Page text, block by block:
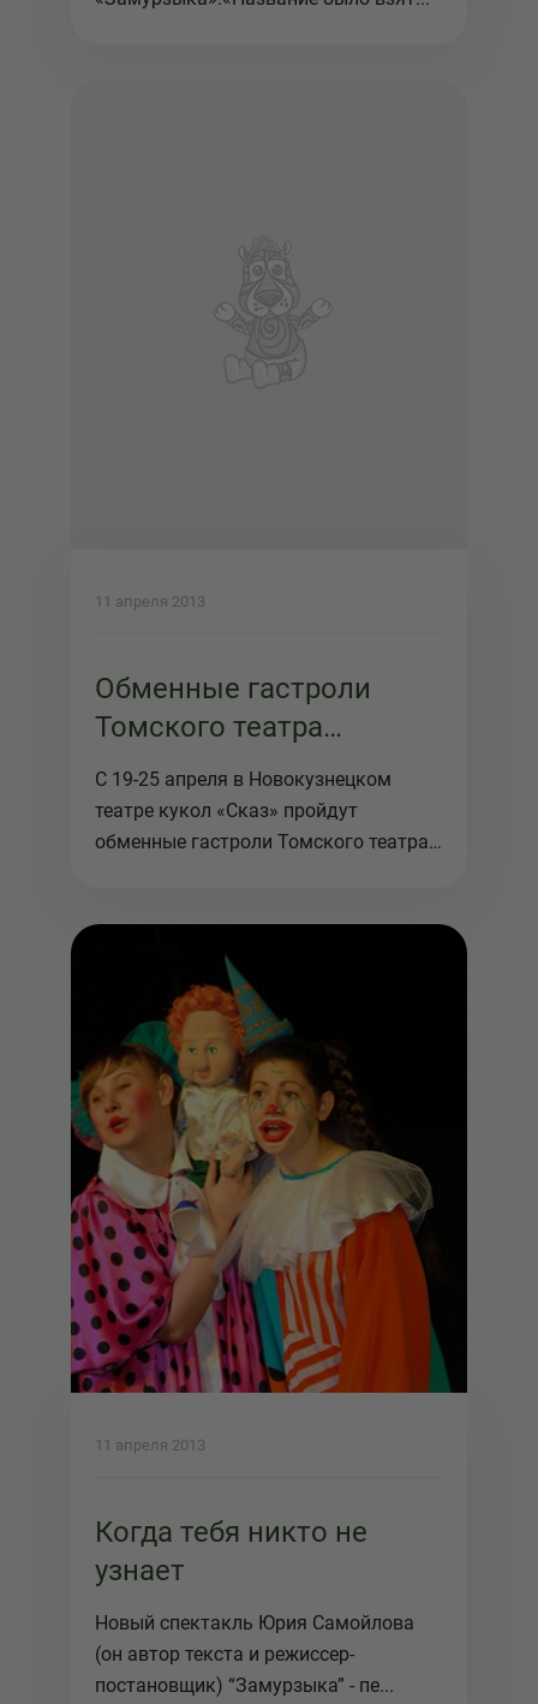
11 апреля 2013
Обменные гастроли
Томского театра
Скоморох в
Новокузнецком "Сказе"
С 19-25 апреля в Новокузнецком
театре кукол «Сказ» пройдут
обменные гастроли Томского театра
11 апреля 2013
Когда тебя никто не
узнает
Новый спектакль Юрия Самойлова
(он автор текста и режиссер-
постановщик) “Замурзыка” - пе...